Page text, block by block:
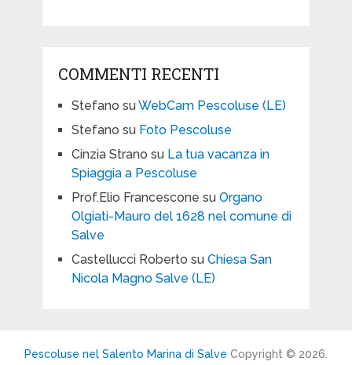
COMMENTI RECENTI
Stefano suWebCam Pescoluse (LE)
Stefano su Foto Pescoluse
Cinzia Strano su La tua vacanza in
Spiaggia a Pescoluse
Prof.Elio Francescone su Organo
Olgiati-Mauro del 1628 nel comune di
Salve
Castellucci Roberto su Chiesa San
Nicola Magno Salve (LE)
Pescoluse nel Salento Marina di Salve Copyright © 2026.